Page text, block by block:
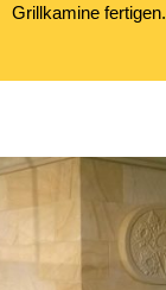
Grillkamine fertigen.